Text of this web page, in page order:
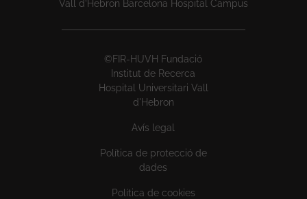
Vall d’Hebron Barcelona Hospital Campus
©FIR-HUVH Fundació
Institut de Recerca
Hospital Universitari Vall
d'Hebron
Avís legal
Política de protecció de
dades
Política de cookies